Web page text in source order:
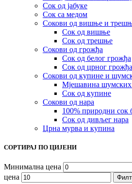
Сок од јабуке
Сок са медом
Сокови од вишње и
Сок од вишње
Сок од трешње
Сокови од грожђа
Сок од белог грожђа
Сок од црног грожђа
Сокови од купине и
Мјешавина шумских
Сок од купине
Сокови од нара
100% природни сок
Сок од дивљег нара
Црна мурва и купина
СОРТИРАЈ ПО ЦИЈЕНИ
Минимална цена
цена